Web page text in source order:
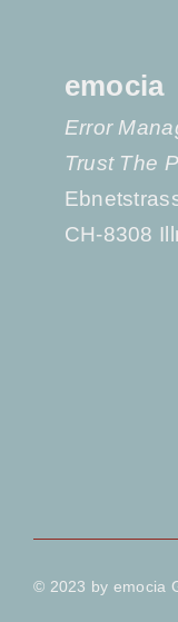
emocia
Error
Trust The
CH-8308
© 2023 by emocia